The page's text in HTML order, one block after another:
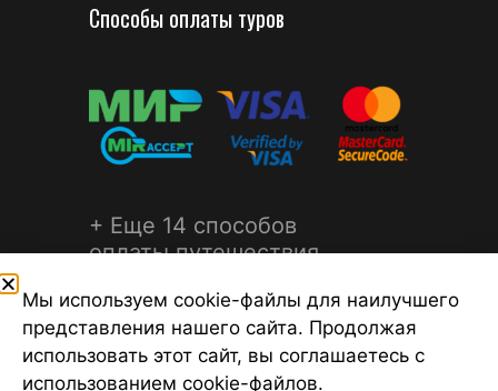
Способы оплаты туров
+ Еще 14 способов
оплаты путешествия
Мы используем cookie-файлы для наилучшего
представления нашего сайта. Продолжая
использовать этот сайт, вы соглашаетесь с
использованием cookie-файлов.